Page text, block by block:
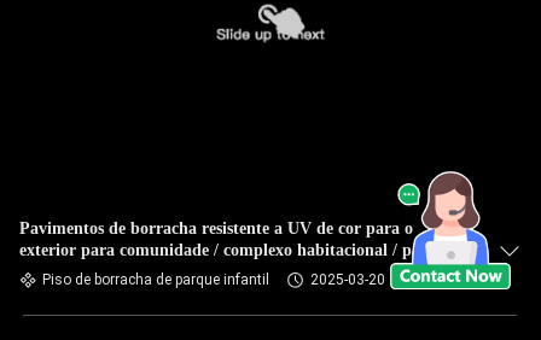
Pavimentos de borracha resistente a UV de cor para o
exterior para comunidade / complexo habitacional / parque
Piso de borracha de parque infantil 2025-03-20